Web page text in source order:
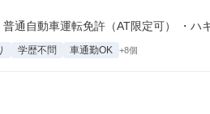
通自動車運転免許（AT限定可） ・ハ
学歴不問 車通勤OK +8個